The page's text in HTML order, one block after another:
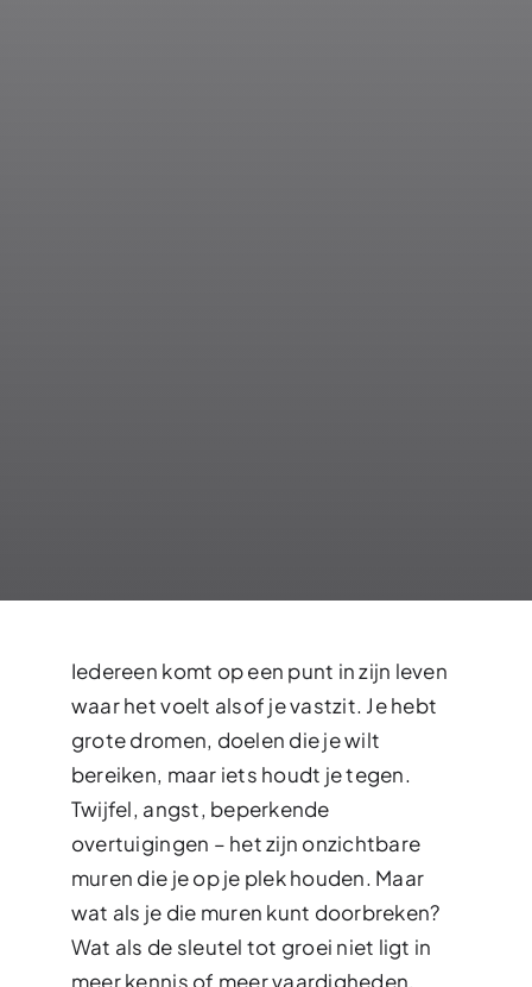
Iedereen komt op een punt in zijn leven
waar het voelt alsof je vastzit. Je hebt
grote dromen, doelen die je wilt
bereiken, maar iets houdt je tegen.
Twijfel, angst, beperkende
overtuigingen – het zijn onzichtbare
muren die je op je plek houden. Maar
wat als je die muren kunt doorbreken?
Wat als de sleutel tot groei niet ligt in
meer kennis of meer vaardigheden,